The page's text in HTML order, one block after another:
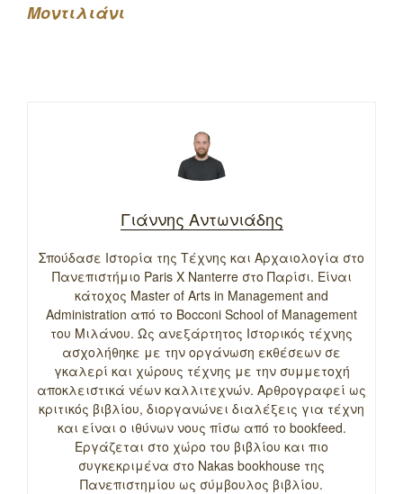
Μοντιλιάνι
Γιάννης Αντωνιάδης
Σπούδασε Ιστορία της Τέχνης και Αρχαιολογία στο
Πανεπιστήμιο Paris X Nanterre στο Παρίσι. Είναι
κάτοχος Master of Arts in Management and
Administration από το Bocconi School of Management
του Μιλάνου. Ως ανεξάρτητος Ιστορικός τέχνης
ασχολήθηκε με την οργάνωση εκθέσεων σε
γκαλερί και χώρους τέχνης με την συμμετοχή
αποκλειστικά νέων καλλιτεχνών. Αρθρογραφεί ως
κριτικός βιβλίου, διοργανώνει διαλέξεις για τέχνη
και είναι ο ιθύνων νους πίσω από το bookfeed.
Εργάζεται στο χώρο του βιβλίου και πιο
συγκεκριμένα στο Nakas bookhouse της
Πανεπιστημίου ως σύμβουλος βιβλίου.